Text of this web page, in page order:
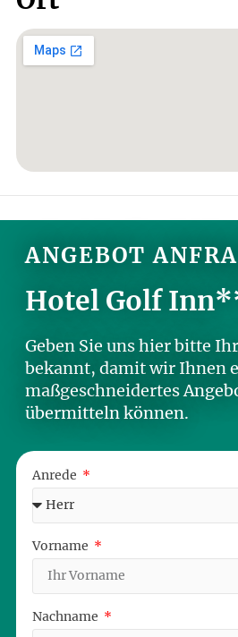
ANGEBOT
Hotel Golf
Geben Sie uns hier bitte
bekannt, damit wir Ihnen
maßgeschneidertes
übermitteln können.
Anrede
Vorname
Nachname